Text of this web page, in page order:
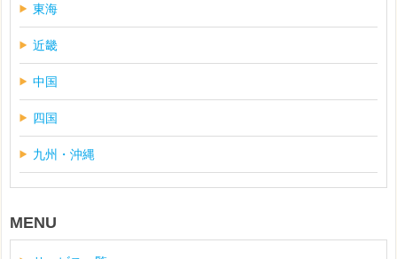
東海
近畿
中国
四国
九州・沖縄
MENU